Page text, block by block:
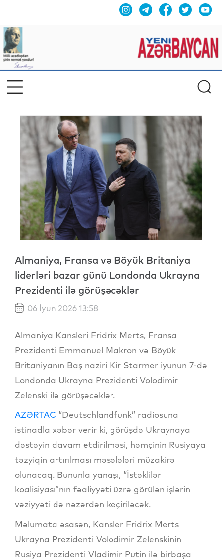
Almaniya, Fransa və Böyük Britaniya
liderləri bazar günü Londonda Ukrayna
Prezidenti ilə görüşəcəklər
06 İyun 2026 13:58
Almaniya Kansleri Fridrix Merts, Fransa
Prezidenti Emmanuel Makron və Böyük
Britaniyanın Baş naziri Kir Starmer iyunun 7-də
Londonda Ukrayna Prezidenti Volodimir
Zelenski ilə görüşəcəklər.
AZƏRTAC “Deutschlandfunk” radiosuna
istinadla xəbər verir ki, görüşdə Ukraynaya
dəstəyin davam etdirilməsi, həmçinin Rusiyaya
təzyiqin artırılması məsələləri müzakirə
olunacaq. Bununla yanaşı, “İstəklilər
koalisiyası”nın fəaliyyəti üzrə görülən işlərin
vəziyyəti də nəzərdən keçiriləcək.
Məlumata əsasən, Kansler Fridrix Merts
Ukrayna Prezidenti Volodimir Zelenskinin
Rusiya Prezidenti Vladimir Putin ilə birbaşa